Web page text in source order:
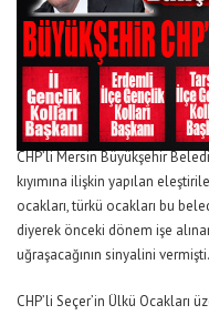
CHP’li Mersin Büyükşehir
kıyımına ilişkin yapılan
ocakları, türkü ocakları bu
diyerek önceki dönem işe
uğraşacağının sinyalini vermişti.
CHP’li Seçer’in Ülkü Ocakları